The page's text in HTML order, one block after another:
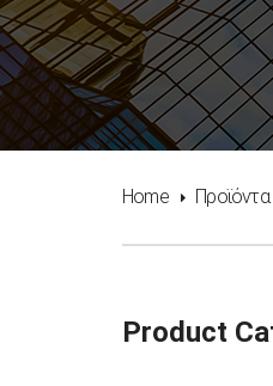
Home Προϊόντα
Product